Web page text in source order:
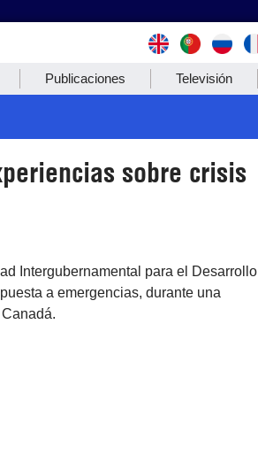
Publicaciones Televisión
sobre crisis
Intergubernamental para el Desarrollo
a emergencias, durante una